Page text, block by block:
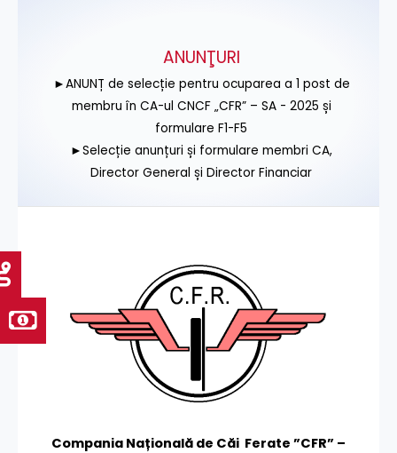
ANUNŢURI
►ANUNȚ de selecție pentru ocuparea a 1 post de
membru în CA-ul CNCF „CFR” – SA - 2025 și
formulare F1-F5
►Selecție anunțuri și formulare membri CA,
Director General și Director Financiar
Compania Națională de Căi Ferate ”CFR” –